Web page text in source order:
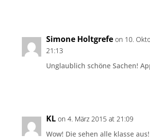
Simone Holtgrefe on 10.
21:13
Unglaublich schöne Sachen!
KL on 4. März 2015 at 21:09
Wow! Die sehen alle klasse